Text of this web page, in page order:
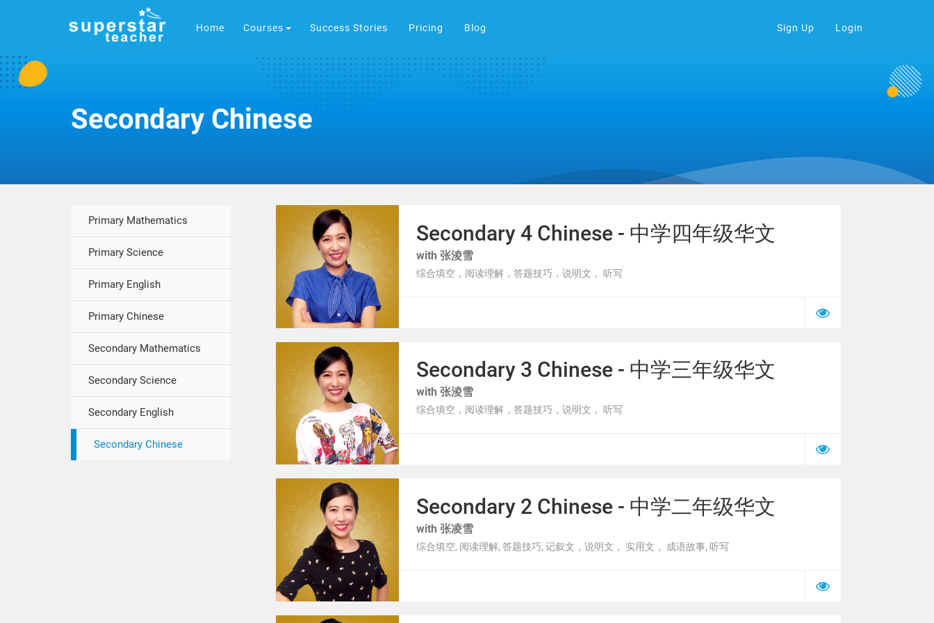
Home Courses Success Stories Pricing Blog Sign Up Login
Secondary Chinese
Primary Mathematics
Primary Science
Primary English
Primary Chinese
Secondary Mathematics
Secondary Science
Secondary English
Secondary Chinese
Secondary 4 Chinese - 中学四年级华文
with 张淩雪
综合填空，阅读理解，答题技巧，说明文， 听写
Secondary 3 Chinese - 中学三年级华文
with 张淩雪
综合填空，阅读理解，答题技巧，说明文， 听写
Secondary 2 Chinese - 中学二年级华文
with 张凌雪
综合填空, 阅读理解, 答题技巧, 记叙文，说明文， 实用文， 成语故事, 听写